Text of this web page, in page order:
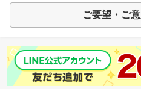
ご要望・ご